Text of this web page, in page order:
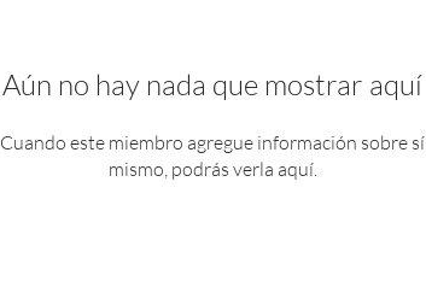
Aún no hay nada que mostrar aquí
Cuando este miembro agregue información sobre sí
mismo, podrás verla aquí.